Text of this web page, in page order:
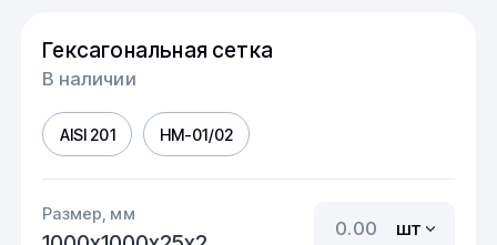
Гексагональная сетка
В наличии
AISI 201 HM-01/02
Размер, мм
шт